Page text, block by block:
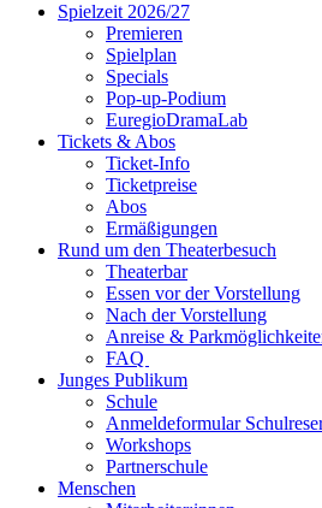
Spielzeit 2026/27
Premieren
Spielplan
Specials
Pop-up-Podium
EuregioDramaLab
Tickets & Abos
Ticket-Info
Ticketpreise
Abos
Ermäßigungen
Rund um den Theaterbesuch
Theaterbar
Essen vor der Vorstellung
Nach der Vorstellung
Anreise &
FAQ
Junges Publikum
Schule
Anmeldeformular
Workshops
Partnerschule
Menschen